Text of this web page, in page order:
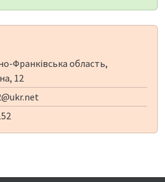
Франківська область,
12